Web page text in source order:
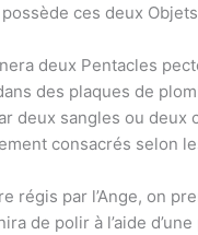
possède ces deux
deux Pentacles
des plaques de
deux sangles ou deux
consacrés selon
régis par l’Ange, on
de polir à l’aide